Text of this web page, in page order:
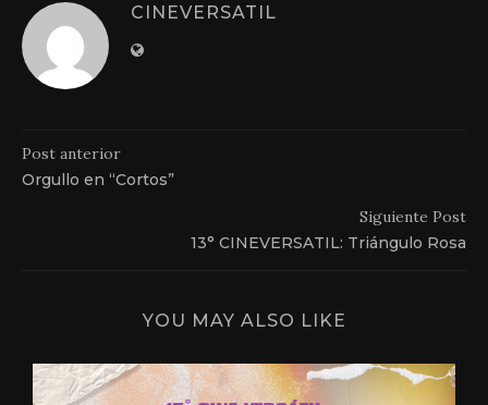
CINEVERSATIL
Post anterior
Orgullo en “Cortos”
Siguiente Post
13° CINEVERSATIL: Triángulo Rosa
YOU MAY ALSO LIKE